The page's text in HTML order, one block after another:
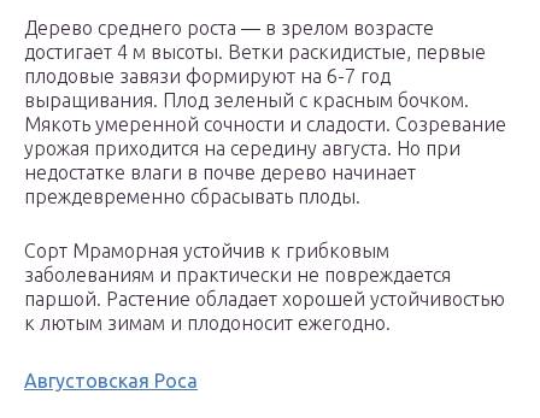
Дерево среднего роста — в зрелом возрасте
достигает 4 м высоты. Ветки раскидистые, первые
плодовые завязи формируют на 6-7 год
выращивания. Плод зеленый с красным бочком.
Мякоть умеренной сочности и сладости. Созревание
урожая приходится на середину августа. Но при
недостатке влаги в почве дерево начинает
преждевременно сбрасывать плоды.
Сорт Мраморная устойчив к грибковым
заболеваниям и практически не повреждается
паршой. Растение обладает хорошей устойчивостью
к лютым зимам и плодоносит ежегодно.
Августовская Роса